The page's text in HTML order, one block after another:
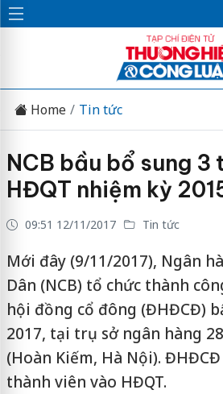
Home Tin tức
NCB bầu bổ sung 3
HĐQT nhiệm kỳ
09:51 12/11/2017 Tin tức
Mới đây (9/11/2017), Ngân
Dân (NCB) tổ chức thành
hội đồng cổ đông (ĐHĐCĐ)
2017, tại trụ sở ngân hàng
(Hoàn Kiếm, Hà Nội).
thành viên vào HĐQT.